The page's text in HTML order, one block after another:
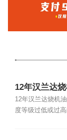
12年汉兰达
12年汉兰达烧机
度等级过低或过